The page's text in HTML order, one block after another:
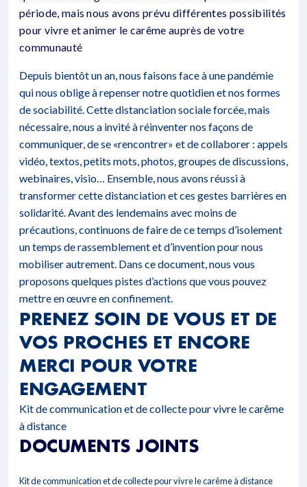
période, mais nous avons prévu différentes possibilités
pour vivre et animer le carême auprès de votre
communauté
Depuis bientôt un an, nous faisons face à une pandémie
qui nous oblige à repenser notre quotidien et nos formes
de sociabilité. Cette distanciation sociale forcée, mais
nécessaire, nous a invité à réinventer nos façons de
communiquer, de se «rencontrer» et de collaborer : appels
vidéo, textos, petits mots, photos, groupes de discussions,
webinaires, visio… Ensemble, nous avons réussi à
transformer cette distanciation et ces gestes barrières en
solidarité. Avant des lendemains avec moins de
précautions, continuons de faire de ce temps d’isolement
un temps de rassemblement et d’invention pour nous
mobiliser autrement. Dans ce document, nous vous
proposons quelques pistes d’actions que vous pouvez
mettre en œuvre en confinement.
PRENEZ SOIN DE VOUS ET DE
VOS PROCHES ET ENCORE
MERCI POUR VOTRE
ENGAGEMENT
Kit de communication et de collecte pour vivre le carême
à distance
DOCUMENTS JOINTS
Kit de communication et de collecte pour vivre le carême à distance